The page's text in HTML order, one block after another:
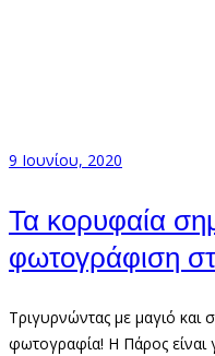
9 Ιουνίου, 2020
Τα κορυφαία
φωτογράφιση
Τριγυρνώντας με μαγιό και
φωτογραφία! Η Πάρος είναι